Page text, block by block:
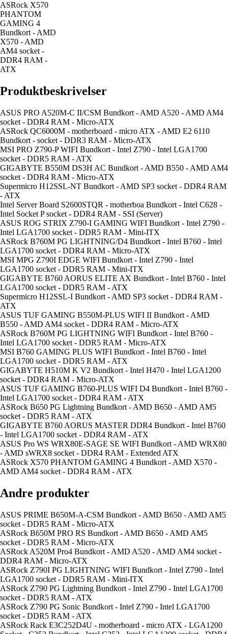
ASRock X570
PHANTOM
GAMING 4
Bundkort - AMD
X570 - AMD
AM4 socket -
DDR4 RAM -
ATX
Produktbeskrivelser
ASUS PRO A520M-C II/CSM Bundkort - AMD A520 - AMD AM4
socket - DDR4 RAM - Micro-ATX
ASRock QC6000M - motherboard - micro ATX - AMD E2 6110
Bundkort - socket - DDR3 RAM - Micro-ATX
MSI PRO Z790-P WIFI Bundkort - Intel Z790 - Intel LGA1700
socket - DDR5 RAM - ATX
GIGABYTE B550M DS3H AC Bundkort - AMD B550 - AMD AM4
socket - DDR4 RAM - Micro-ATX
Supermicro H12SSL-NT Bundkort - AMD SP3 socket - DDR4 RAM
- ATX
Intel Server Board S2600STQR - motherboa Bundkort - Intel C628 -
Intel Socket P socket - DDR4 RAM - SSI (Server)
ASUS ROG STRIX Z790-I GAMING WIFI Bundkort - Intel Z790 -
Intel LGA1700 socket - DDR5 RAM - Mini-ITX
ASRock B760M PG LIGHTNING/D4 Bundkort - Intel B760 - Intel
LGA1700 socket - DDR4 RAM - Micro-ATX
MSI MPG Z790I EDGE WIFI Bundkort - Intel Z790 - Intel
LGA1700 socket - DDR5 RAM - Mini-ITX
GIGABYTE B760 AORUS ELITE AX Bundkort - Intel B760 - Intel
LGA1700 socket - DDR5 RAM - ATX
Supermicro H12SSL-I Bundkort - AMD SP3 socket - DDR4 RAM -
ATX
ASUS TUF GAMING B550M-PLUS WIFI II Bundkort - AMD
B550 - AMD AM4 socket - DDR4 RAM - Micro-ATX
ASRock B760M PG LIGHTNING WIFI Bundkort - Intel B760 -
Intel LGA1700 socket - DDR5 RAM - Micro-ATX
MSI B760 GAMING PLUS WIFI Bundkort - Intel B760 - Intel
LGA1700 socket - DDR5 RAM - ATX
GIGABYTE H510M K V2 Bundkort - Intel H470 - Intel LGA1200
socket - DDR4 RAM - Micro-ATX
ASUS TUF GAMING B760-PLUS WIFI D4 Bundkort - Intel B760 -
Intel LGA1700 socket - DDR4 RAM - ATX
ASRock B650 PG Lightning Bundkort - AMD B650 - AMD AM5
socket - DDR5 RAM - ATX
GIGABYTE B760 AORUS MASTER DDR4 Bundkort - Intel B760
- Intel LGA1700 socket - DDR4 RAM - ATX
ASUS Pro WS WRX80E-SAGE SE WIFI Bundkort - AMD WRX80
- AMD sWRX8 socket - DDR4 RAM - Extended ATX
ASRock X570 PHANTOM GAMING 4 Bundkort - AMD X570 -
AMD AM4 socket - DDR4 RAM - ATX
Andre produkter
ASUS PRIME B650M-A-CSM Bundkort - AMD B650 - AMD AM5
socket - DDR5 RAM - Micro-ATX
ASRock B650M PRO RS Bundkort - AMD B650 - AMD AM5
socket - DDR5 RAM - Micro-ATX
ASRock A520M Pro4 Bundkort - AMD A520 - AMD AM4 socket -
DDR4 RAM - Micro-ATX
ASRock Z790I PG LIGHTNING WIFI Bundkort - Intel Z790 - Intel
LGA1700 socket - DDR5 RAM - Mini-ITX
ASRock Z790 PG Lightning Bundkort - Intel Z790 - Intel LGA1700
socket - DDR5 RAM - ATX
ASRock Z790 PG Sonic Bundkort - Intel Z790 - Intel LGA1700
socket - DDR5 RAM - ATX
ASRock Rack E3C252D4U - motherboard - micro ATX - LGA1200